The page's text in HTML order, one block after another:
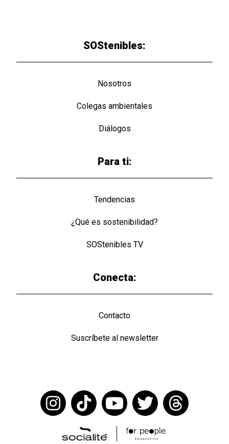
SOStenibles:
Nosotros
Colegas ambientales
Diálogos
Para ti:
Tendencias
¿Qué es sostenibilidad?
SOStenibles TV
Conecta:
Contacto
Suscríbete al newsletter